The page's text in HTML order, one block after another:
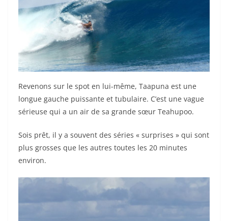
Revenons sur le spot en lui-même, Taapuna est une
longue gauche puissante et tubulaire. C’est une vague
sérieuse qui a un air de sa grande sœur Teahupoo.
Sois prêt, il y a souvent des séries « surprises » qui sont
plus grosses que les autres toutes les 20 minutes
environ.